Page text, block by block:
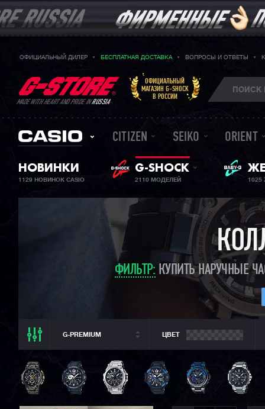
ОФИЦИАЛЬНЫЙ ДИЛЕР БЕСПЛАТНАЯ ДОСТАВКА ВОПРОСЫ И ОТВЕТЫ
MADE WITH HEART AND PRIDE INRUSSIA
ОФИЦИАЛЬНЫЙ
МАГАЗИН G-SHOCK
В РОССИИ
CITIZEN SEIKO ORIENT
НОВИНКИ
1129 НОВИНОК CASIO
G-SHOCK
2110 МОДЕЛЕЙ
ФИЛЬТР: КУПИТЬ НАРУЧНЫЕ
G-PREMIUM
ВСЕ РАЗДЕЛЫ
ВСЕ CASIO
CASIO G-SHOCK
ЦВЕТ